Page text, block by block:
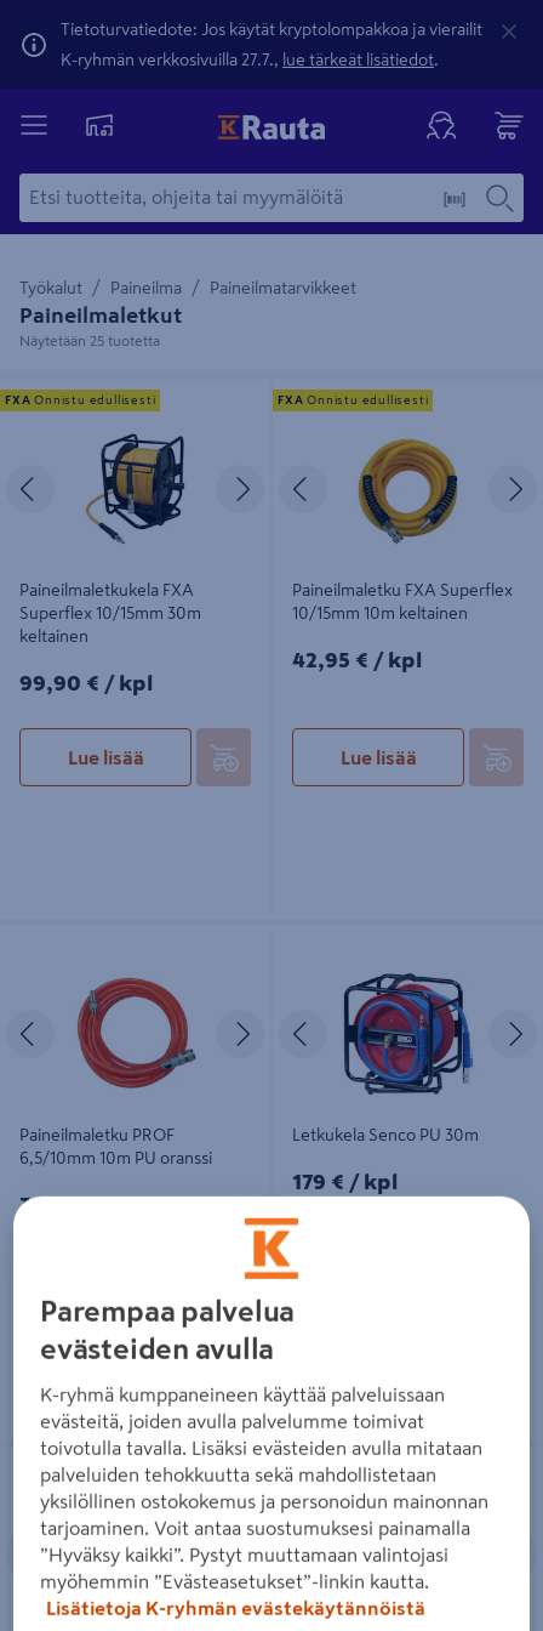
Tietoturvatiedote: Jos käytät kryptolompakkoa ja vierailit
K-ryhmän verkkosivuilla 27.7., lue tärkeät lisätiedot.
Työkalut Paineilma Paineilmatarvikkeet
Paineilmaletkut
Näytetään 25 tuotetta
Paineilmaletkukela FXA Superflex
10/15mm 30m keltainen
Edellinen Seuraava
Paineilmaletkukela FXA
Superflex 10/15mm 30m
keltainen
99,90€/kpl
99,90 € / kpl
Lue lisää
FXA Onnistu edullisesti
Paineilmaletku FXA Superflex
10/15mm 10m keltainen
Edellinen
Paineilmaletku FXA Superflex
10/15mm 10m keltainen
42,95€/kpl
42,95 € / kpl
Lue lisää
FXA Onnistu edullisesti
Edellinen Seuraava
Paineilmaletku PROF
6,5/10mm 10m PU oranssi
39,95€/kpl
39,95 €
Edellinen
Letkukela Senco PU 30m
179€/kpl
179 € / kpl
Paineilmaletku PROF 8/12mm 10m
PU sininen
Edellinen Seuraava
Paineilmaletku FXA Superflex
8/12,5mm 10m keltainen
Edellinen
FXA Onnistu edullisesti
Parempaa palvelua
evästeiden avulla
K-ryhmä kumppaneineen käyttää palveluissaan
evästeitä, joiden avulla palvelumme toimivat
toivotulla tavalla. Lisäksi evästeiden avulla mitataan
palveluiden tehokkuutta sekä mahdollistetaan
yksilöllinen ostokokemus ja personoidun mainonnan
tarjoaminen. Voit antaa suostumuksesi painamalla
”Hyväksy kaikki”. Pystyt muuttamaan valintojasi
myöhemmin ”Evästeasetukset”-linkin kautta.
Lisätietoja K-ryhmän evästekäytännöistä